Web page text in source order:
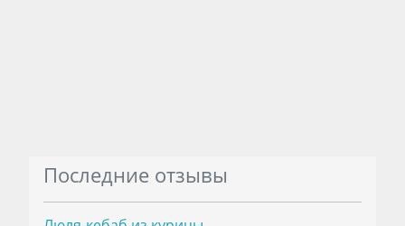
Последние отзывы